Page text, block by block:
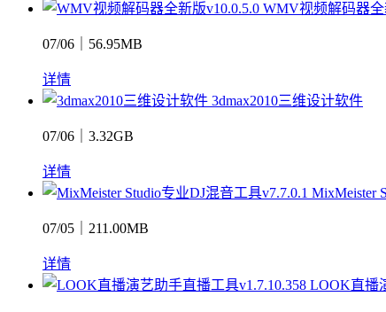
WMV视频解码器全
07/06｜56.95MB
详情
3dmax2010三维设计软件
07/06｜3.32GB
详情
MixMeister
07/05｜211.00MB
详情
LOOK直播